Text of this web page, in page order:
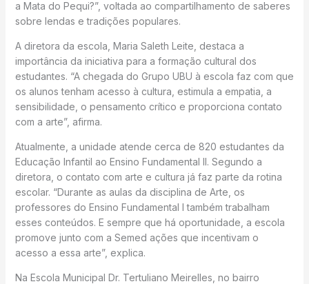
a Mata do Pequi?”, voltada ao compartilhamento de saberes
sobre lendas e tradições populares.
A diretora da escola, Maria Saleth Leite, destaca a
importância da iniciativa para a formação cultural dos
estudantes. “A chegada do Grupo UBU à escola faz com que
os alunos tenham acesso à cultura, estimula a empatia, a
sensibilidade, o pensamento crítico e proporciona contato
com a arte”, afirma.
Atualmente, a unidade atende cerca de 820 estudantes da
Educação Infantil ao Ensino Fundamental II. Segundo a
diretora, o contato com arte e cultura já faz parte da rotina
escolar. “Durante as aulas da disciplina de Arte, os
professores do Ensino Fundamental I também trabalham
esses conteúdos. E sempre que há oportunidade, a escola
promove junto com a Semed ações que incentivam o
acesso a essa arte”, explica.
Na Escola Municipal Dr. Tertuliano Meirelles, no bairro